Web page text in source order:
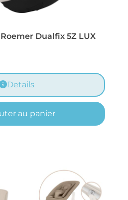
Dualfix 5Z LUX
Details
au panier